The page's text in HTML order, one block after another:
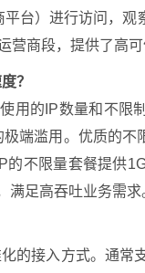
台）进行访问，观
商段，提供了高可
？
用的IP数量和不限
端滥用。优质的不
不限量套餐提供
满足高吞吐业务需求
的接入方式。通常